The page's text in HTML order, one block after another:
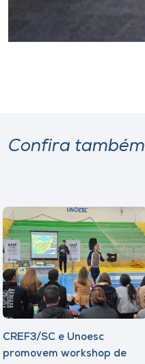
Confira também
CREF3/SC e Unoesc
promovem workshop de